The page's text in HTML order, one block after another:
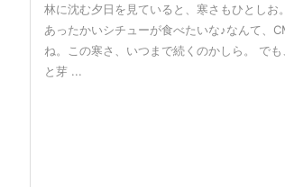
林に沈む夕日を見ていると、寒さもひとしお
あったかいシチューが食べたいな♪なんて、
ね。この寒さ、いつまで続くのかしら。 で
と芽 ...